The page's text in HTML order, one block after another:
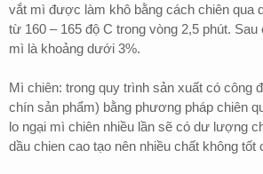
vắt mì được làm khô bằng cách chiên qua
từ 160 – 165 độ C trong vòng 2,5 phút.
mì là khoảng dưới 3%.
Mì chiên: trong quy trình sản xuất có công
chín sản phẩm) bằng phương pháp chiên
lo ngại mì chiên nhiều lần sẽ có dư lượng
dầu chien cao tạo nên nhiều chất không tốt